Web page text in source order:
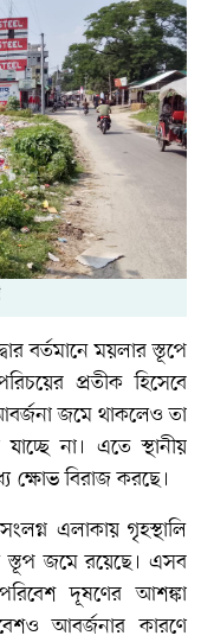
বর্তমানে ময়লার স্তূপে
প্রতীক হিসেবে
জমে থাকলেও তা
না। এতে স্থানীয়
ক্ষোভ বিরাজ করছে।
এলাকায় গৃহস্থালি
স্তূপ জমে রয়েছে। এসব
দূষণের আশঙ্কা
আবর্জনার কারণে